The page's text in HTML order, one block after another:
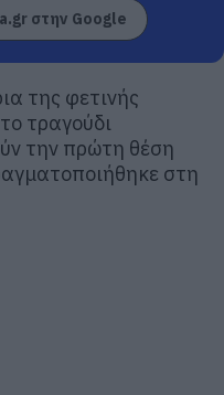
στην Google
της φετινής
τραγούδι
την πρώτη θέση
στη